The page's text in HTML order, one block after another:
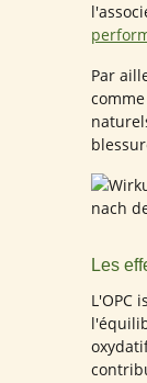
Par
Les
L'OPC